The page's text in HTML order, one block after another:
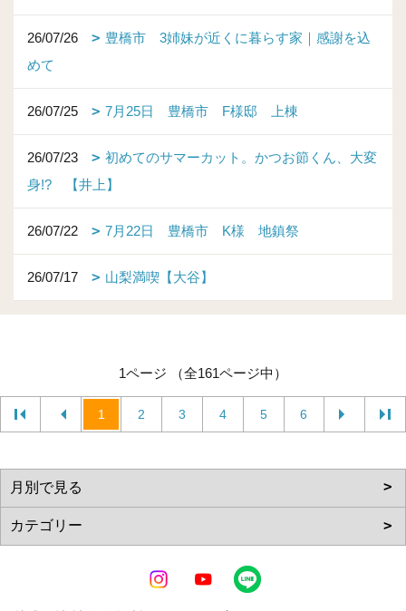
26/07/26
豊橋市 3姉妹が近くに暮らす家｜感謝を込
めて
26/07/25 7月25日 豊橋市 F様邸 上棟
26/07/23
初めてのサマーカット。かつお節くん、大変
身!? 【井上】
26/07/22 7月22日 豊橋市 K様 地鎮祭
26/07/17 山梨満喫【大谷】
1ページ （全161ページ中）
1 2 3 4 5 6